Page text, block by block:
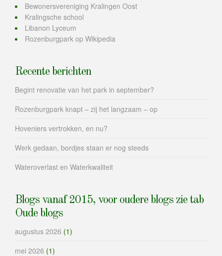
Bewonersvereniging Kralingen Oost
Kralingsche school
Libanon Lyceum
Rozenburgpark op Wikipedia
Recente berichten
Begint renovatie van het park in september?
Rozenburgpark knapt – zij het langzaam – op
Hoveniers vertrokken, en nu?
Werk gedaan, bordjes staan er nog steeds
Wateroverlast en Waterkwaliteit
Blogs vanaf 2015, voor oudere blogs zie tab
Oude blogs
augustus 2026 (1)
mei 2026 (1)